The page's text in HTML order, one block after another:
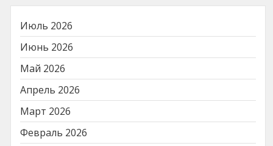
Июль 2026
Июнь 2026
Май 2026
Апрель 2026
Март 2026
Февраль 2026